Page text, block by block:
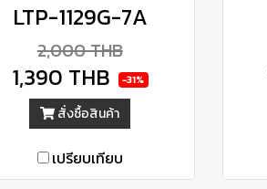
LTP-1129G-7A
2,000 THB
1,390 THB -31%
สั่งซื้อสินค้า
เปรียบเทียบ